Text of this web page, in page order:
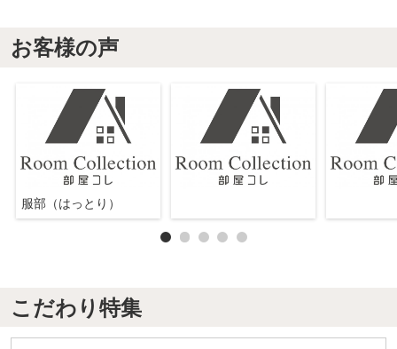
お客様の声
服部（はっとり）
こだわり特集